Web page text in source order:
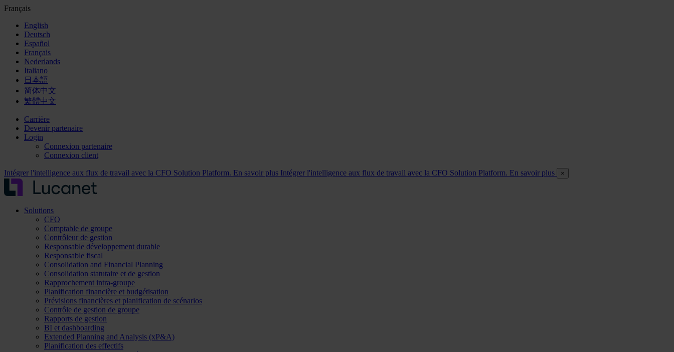
Français
English
Deutsch
Español
Français
Nederlands
Italiano
日本語
简体中文
繁體中文
Carrière
Devenir partenaire
Login
Connexion partenaire
Connexion client
Intégrer l'intelligence aux flux de travail avec la CFO Solution Platform. En savoir plus Intégrer l'intelligence aux flux de travail avec la CFO Solution Platform. En savoir plus ×
Solutions
CFO
Comptable de groupe
Contrôleur de gestion
Responsable développement durable
Responsable fiscal
Consolidation and Financial Planning
Consolidation statutaire et de gestion
Rapprochement intra-groupe
Planification financière et budgétisation
Prévisions financières et planification de scénarios
Contrôle de gestion de groupe
Rapports de gestion
BI et dashboarding
Extended Planning and Analysis (xP&A)
Planification des effectifs